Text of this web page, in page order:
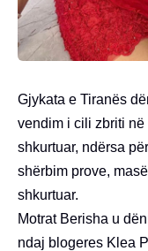
Gjykata e Tiranës
vendim i cili zbriti
shkurtuar, ndërsa
shërbim prove,
shkurtuar.
Motrat Berisha u
ndaj blogeres Klea